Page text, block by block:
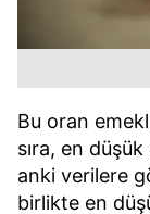
Bu oran
sıra, en
anki verilere
birlikte en